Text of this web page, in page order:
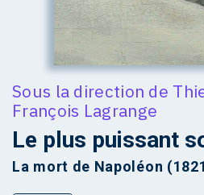
Sous la direction de
François Lagrange
Le plus puissant
La mort de Napoléon